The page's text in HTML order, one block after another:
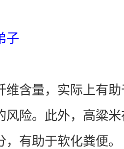
子
维含量，实际上有
风险。此外，高粱
，有助于软化粪便。